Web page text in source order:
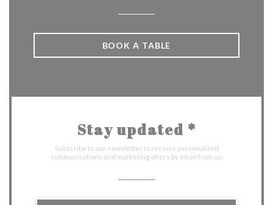
BOOK A TABLE
Stay updated *
Subscribe to our newsletter to receive personalized
communications and marketing offers by email from us.